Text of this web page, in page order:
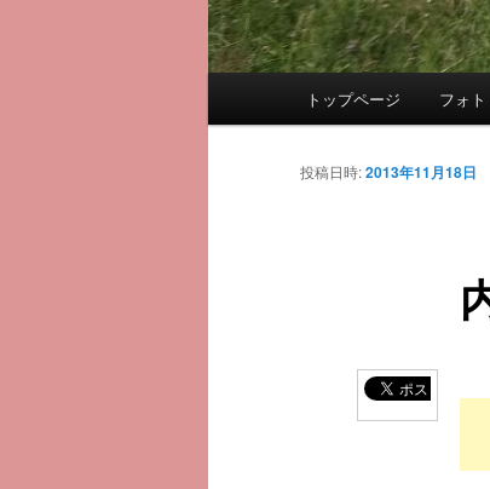
メ
イ
トップページ フォ
投稿日時:2013年11月18日